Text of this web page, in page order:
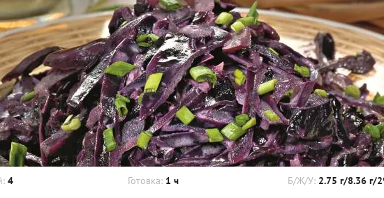
4 Готовка: 1 ч Б/Ж/У: 2.75 г/8.36 г/